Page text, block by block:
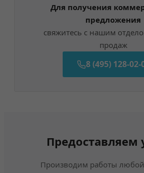
Для получения
предложения
свяжитесь с нашим
продаж
8 (495) 128-02-
Предоставляем
Производим работы